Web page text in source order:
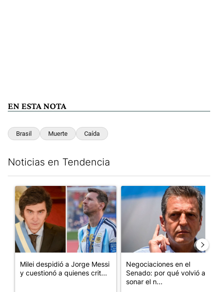
EN ESTA NOTA
Brasil Muerte Caída
Noticias en Tendencia
Un artículo de tendencia con el título "Milei despidió a Jorge
Milei despidió a Jorge Messi
y cuestionó a quienes crit...
Un artículo de tendencia
Negociaciones en el
Senado: por qué volvió a
sonar el n...